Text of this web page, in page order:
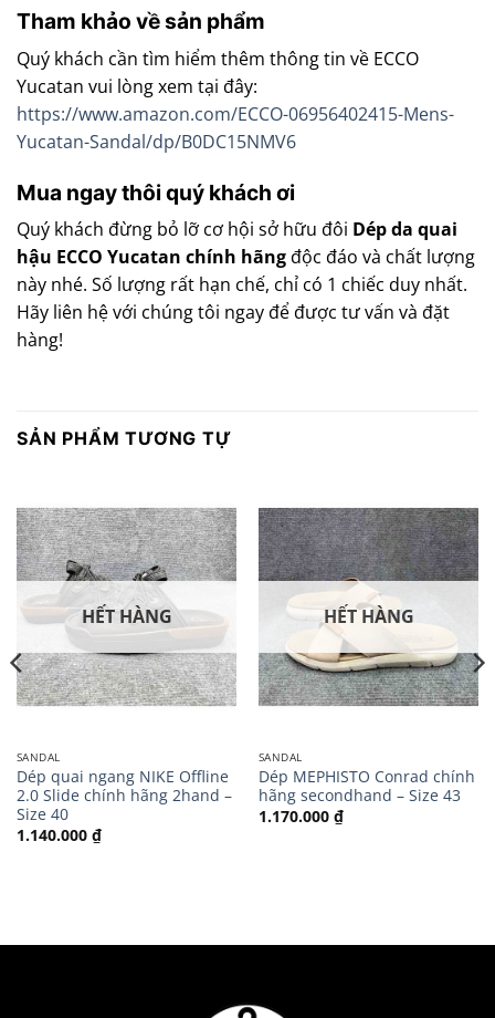
Tham khảo về sản phẩm
Quý khách cần tìm hiểm thêm thông tin về ECCO
Yucatan vui lòng xem tại đây:
https://www.amazon.com/ECCO-06956402415-Mens-
Yucatan-Sandal/dp/B0DC15NMV6
Mua ngay thôi quý khách ơi
Quý khách đừng bỏ lỡ cơ hội sở hữu đôi Dép da quai
hậu ECCO Yucatan chính hãngđộc đáo và chất lượng
này nhé. Số lượng rất hạn chế, chỉ có 1 chiếc duy nhất.
Hãy liên hệ với chúng tôi ngay để được tư vấn và đặt
hàng!
SẢN PHẨM TƯƠNG TỰ
HẾT HÀNG
SANDAL
Dép quai ngang NIKE Offline
2.0 Slide chính hãng 2hand –
Size 40
1.140.000 ₫
HẾT HÀNG
SANDAL
Dép MEPHISTO Conrad chính
hãng secondhand – Size 43
1.170.000 ₫